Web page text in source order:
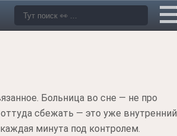
Больница во сне — не про
сбежать — это уже внутренний
минута под контролем.